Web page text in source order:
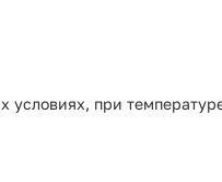
при